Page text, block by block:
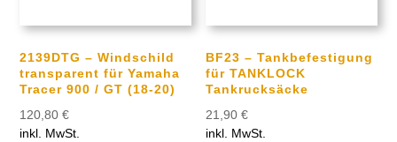
2139DTG – Windschild
transparent für Yamaha
Tracer 900 / GT (18-20)
120,80€
inkl. MwSt.
BF23 – Tankbefestigung
für TANKLOCK
Tankrucksäcke
21,90€
inkl. MwSt.